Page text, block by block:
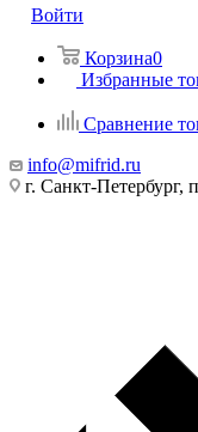
Войти
Корзина0
Избранные
Сравнение
info@mifrid.ru
г. Санкт-Петербург,